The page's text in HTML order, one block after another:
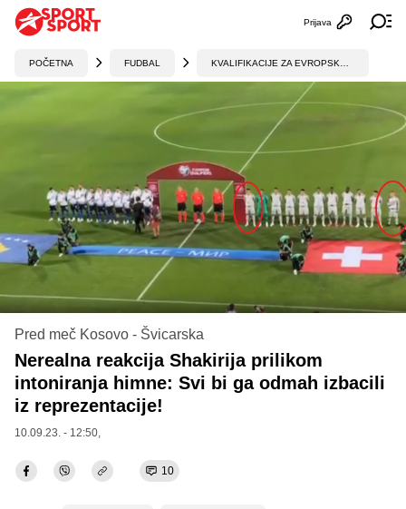
Otvori
Prijava
POČETNA FUDBAL
Pred meč Kosovo - Švicarska
Nerealna reakcija Shakirija prilikom
intoniranja himne: Svi bi ga odmah izbacili
iz reprezentacije!
10.09.23. - 12:50,
10